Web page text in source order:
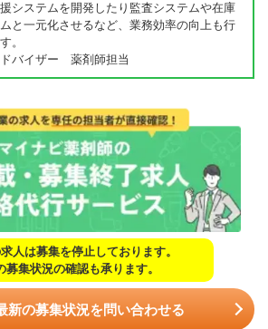
システムを開発したり監査システムや在庫
と一元化させるなど、業務効率の向上も行
。
バイザー 薬剤師担当
人は募集を停止しております。
募集状況の確認も承ります。
新の募集状況を問い合わせる